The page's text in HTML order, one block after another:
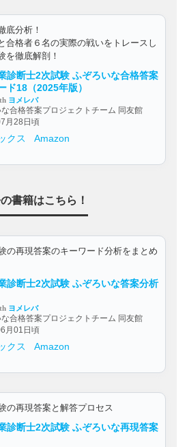
底分析！
合格者６名の実際の戦いをトレースし
を徹底解剖！
診断士2次試験 ふぞろいな合格答案
ド18（2025年版）
ヨメレバ
合格答案プロジェクトチーム 同友館
月28日頃
クス Amazon
書籍はこちら！
の再現答案のキーワード分析をまとめ
診断士2次試験 ふぞろいな答案分析
ヨメレバ
合格答案プロジェクトチーム 同友館
月01日頃
クス Amazon
の再現答案と解答プロセス
診断士2次試験 ふぞろいな再現答案